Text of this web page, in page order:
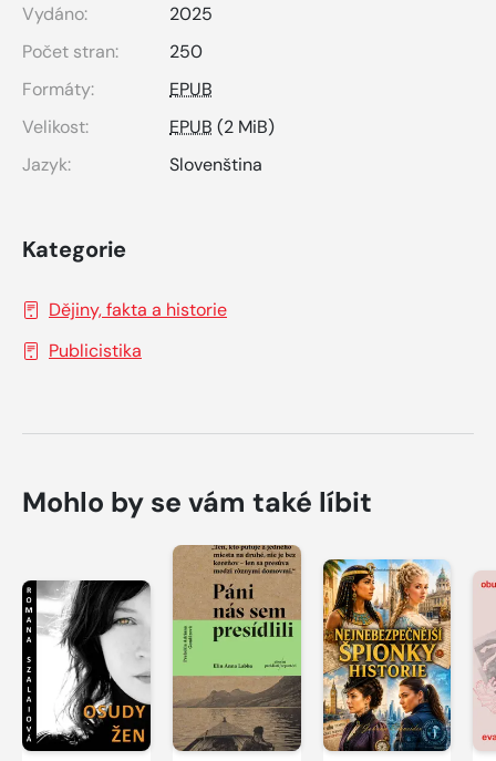
Vydáno:
2025
Počet stran:
250
Formáty:
EPUB
Velikost:
EPUB (2 MiB)
Jazyk:
Slovenština
Kategorie
Dějiny, fakta a historie
Publicistika
Mohlo by se vám také líbit